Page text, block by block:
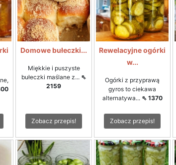
Domowe bułeczki...
Miękkie i puszyste
bułeczki maślane z... ⇖
2159
Zobacz przepis!
Rewelacyjne ogórki
w...
Ogórki z przyprawą
gyros to ciekawa
alternatywa... ⇖ 1370
Zobacz przepis!